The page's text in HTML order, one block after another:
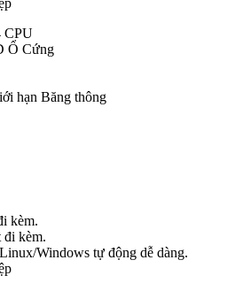
CPU
Ổ Cứng
hạn Băng thông
kèm.
đi kèm.
Windows tự động dễ dàng.